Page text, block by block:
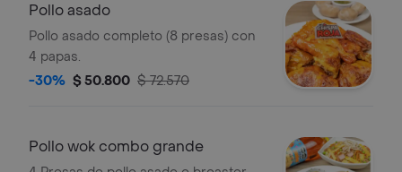
Pollo asado
Pollo asado completo (8 presas) con
4 papas.
-30% $ 50.800 $ 72.570
Pollo wok combo grande